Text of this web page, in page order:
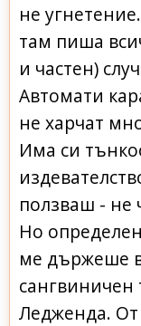
не
там пиша
и частен)
Автомати
не харчат
Има си
ползваш - не
Но
ме държеше
сангвиничен
Ледженда. От